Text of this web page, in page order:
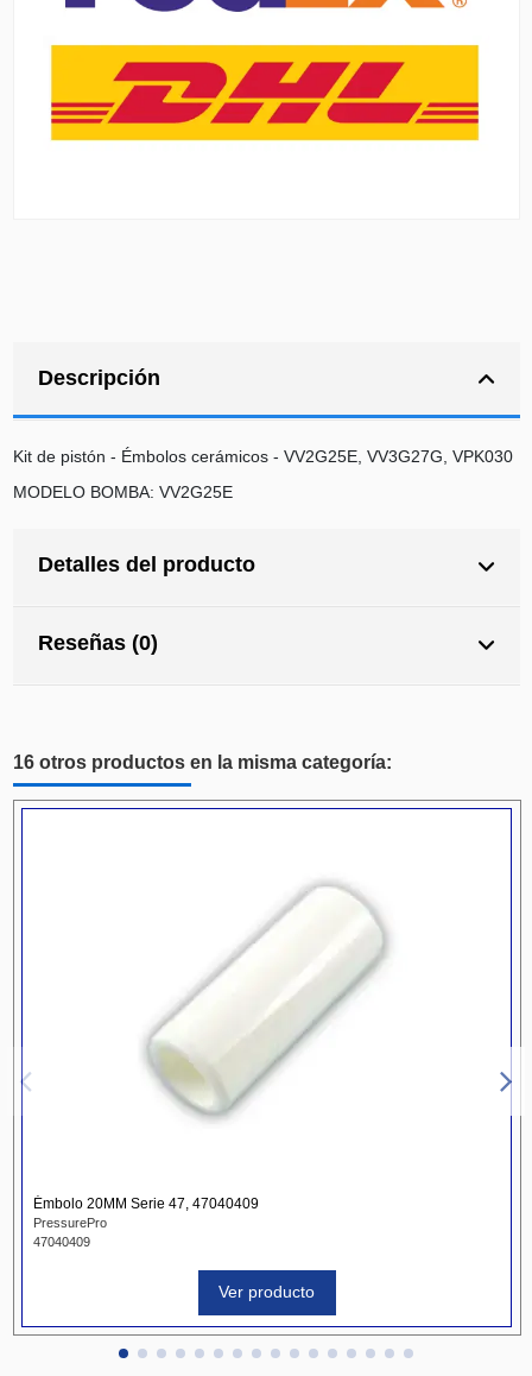
Descripción
Kit de pistón - Émbolos cerámicos - VV2G25E, VV3G27G, VPK030
MODELO BOMBA: VV2G25E
Detalles del producto
Reseñas (0)
16 otros productos en la misma categoría:
Émbolo 20MM Serie 47, 47040409
PressurePro
47040409
Ver producto